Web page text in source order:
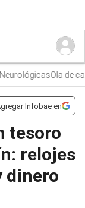
Ola de
Infobae en
tesoro
relojes
dinero